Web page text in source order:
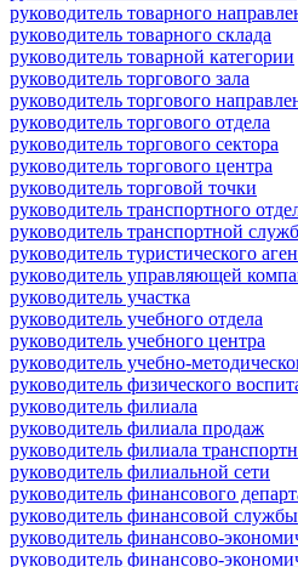
руководитель товарного
руководитель товарного склада
руководитель товарной категории
руководитель торгового зала
руководитель торгового
руководитель торгового отдела
руководитель торгового сектора
руководитель торгового центра
руководитель торговой точки
руководитель транспортного
руководитель транспортной
руководитель туристического
руководитель управляющей
руководитель участка
руководитель учебного отдела
руководитель учебного центра
руководитель учебно-
руководитель физического
руководитель филиала
руководитель филиала продаж
руководитель филиала
руководитель филиальной сети
руководитель финансового
руководитель финансовой службы
руководитель финансово-
руководитель финансово-